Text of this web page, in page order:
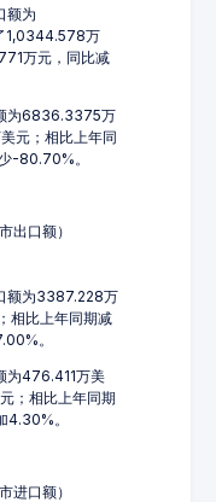
额为
1,0344.578万
万元，同比减
为6836.3375万
元；相比上年同
-80.70%。
出口额）
额为3387.228万
相比上年同期减
。
为476.411万美
；相比上年同期
。
进口额）